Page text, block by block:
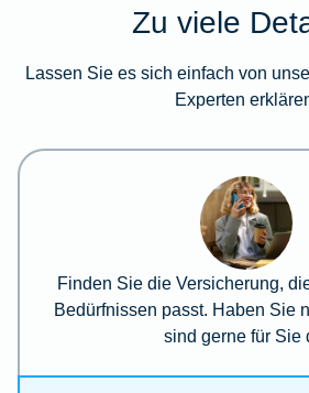
Zu viele
Lassen Sie es sich einfach von
Experten
Finden Sie die Versicherung,
Bedürfnissen passt. Haben Sie
sind gerne für Sie